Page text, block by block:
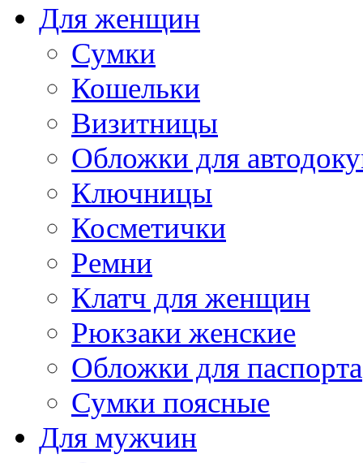
Для женщин
Сумки
Кошельки
Визитницы
Обложки для
Ключницы
Косметички
Ремни
Клатч для женщин
Рюкзаки женские
Обложки для паспорта
Сумки поясные
Для мужчин